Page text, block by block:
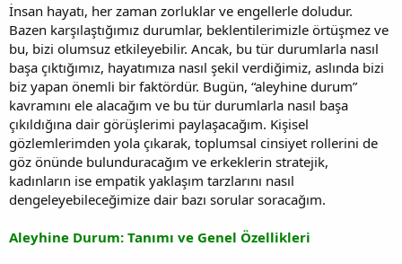
t
a
n
r
i
h
i
İnsan hayatı, her zaman zorluklar ve engellerle doludur.
Bazen karşılaştığımız durumlar, beklentilerimizle örtüşmez ve
bu, bizi olumsuz etkileyebilir. Ancak, bu tür durumlarla nasıl
başa çıktığımız, hayatımıza nasıl şekil verdiğimiz, aslında bizi
biz yapan önemli bir faktördür. Bugün, “aleyhine durum”
kavramını ele alacağım ve bu tür durumlarla nasıl başa
çıkıldığına dair görüşlerimi paylaşacağım. Kişisel
gözlemlerimden yola çıkarak, toplumsal cinsiyet rollerini de
göz önünde bulunduracağım ve erkeklerin stratejik,
kadınların ise empatik yaklaşım tarzlarını nasıl
dengeleyebileceğimize dair bazı sorular soracağım.
Aleyhine Durum: Tanımı ve Genel Özellikleri